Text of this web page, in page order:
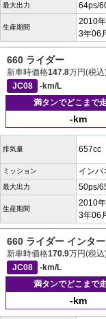
最大出力 64ps/
生産期間
2010
3年06
660 ライダー
新車時価格147.8万円(税込
JC08
-km/L
満タンでどこまで
-km
排気量 657cc
ミッション インパ
最大出力 50ps/
生産期間
2010
3年06
660 ライダー インタ
新車時価格170.9万円(税込
JC08
-km/L
満タンでどこまで
-km